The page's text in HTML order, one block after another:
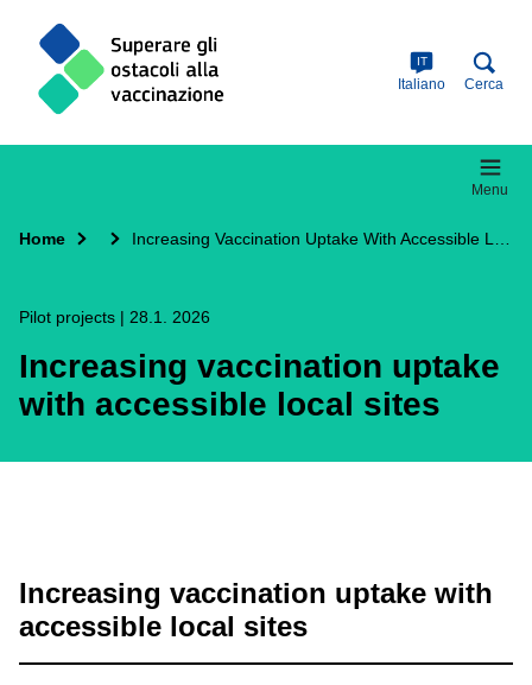
content
IT
Italiano Cerca
Menu
Home
Pilot projects | 28.1. 2026
Increasing vaccination uptake
with accessible local sites
Increasing vaccination uptake with
accessible local sites